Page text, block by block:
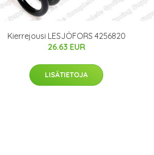
Kierrejousi LESJÖFORS 4256820
26.63 EUR
LISÄTIETOJA